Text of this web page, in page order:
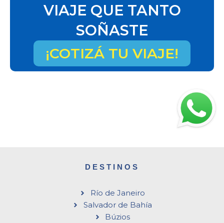
VIAJE QUE TANTO
SOÑASTE
¡COTIZÁ TU VIAJE!
DESTINOS
Río de Janeiro
Salvador de Bahía
Búzios